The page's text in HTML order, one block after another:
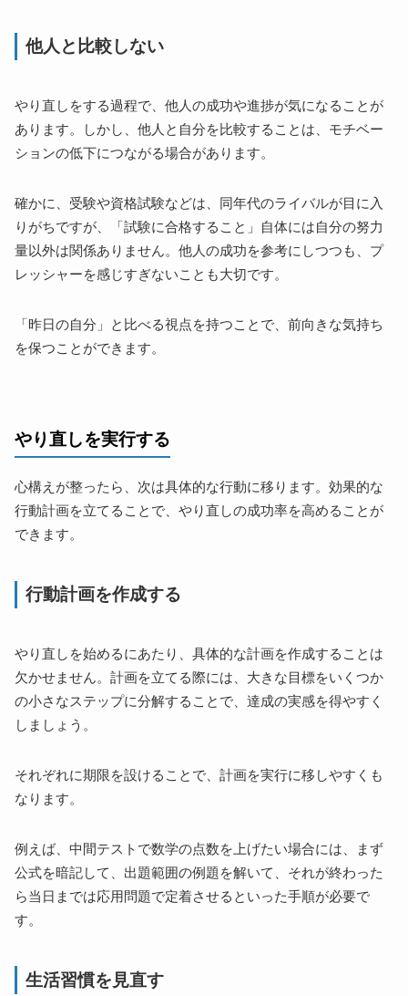
他人と比較しない
やり直しをする過程で、他人の成功や進捗が気になることが
あります。しかし、他人と自分を比較することは、モチベー
ションの低下につながる場合があります。
確かに、受験や資格試験などは、同年代のライバルが目に入
りがちですが、「試験に合格すること」自体には自分の努力
量以外は関係ありません。他人の成功を参考にしつつも、プ
レッシャーを感じすぎないことも大切です。
「昨日の自分」と比べる視点を持つことで、前向きな気持ち
を保つことができます。
やり直しを実行する
心構えが整ったら、次は具体的な行動に移ります。効果的な
行動計画を立てることで、やり直しの成功率を高めることが
できます。
行動計画を作成する
やり直しを始めるにあたり、具体的な計画を作成することは
欠かせません。計画を立てる際には、大きな目標をいくつか
の小さなステップに分解することで、達成の実感を得やすく
しましょう。
それぞれに期限を設けることで、計画を実行に移しやすくも
なります。
例えば、中間テストで数学の点数を上げたい場合には、まず
公式を暗記して、出題範囲の例題を解いて、それが終わった
ら当日までは応用問題で定着させるといった手順が必要で
す。
生活習慣を見直す